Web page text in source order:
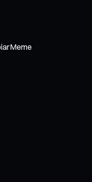
Meme